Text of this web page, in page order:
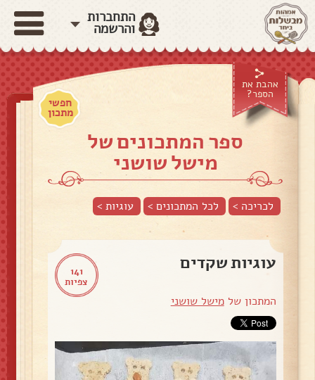
התחברות
והרשמה
אהבת את
הספר?
חפשי
מתכון
ספר המתכונים של
מישל שושני
לכריכה > לכל המתכונים > עוגיות>
141
צפיות
עוגיות שקדים
המתכון שלמישל שושני